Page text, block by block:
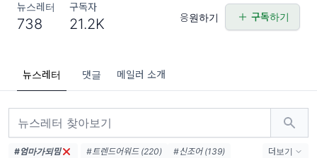
뉴스레터
738
구독자
21.2K 응원하기 구독하기
뉴스레터 댓글 메일러 소개
#엄마가되밈 #트렌드어워드 (220)
#신조어 (139)
더보기